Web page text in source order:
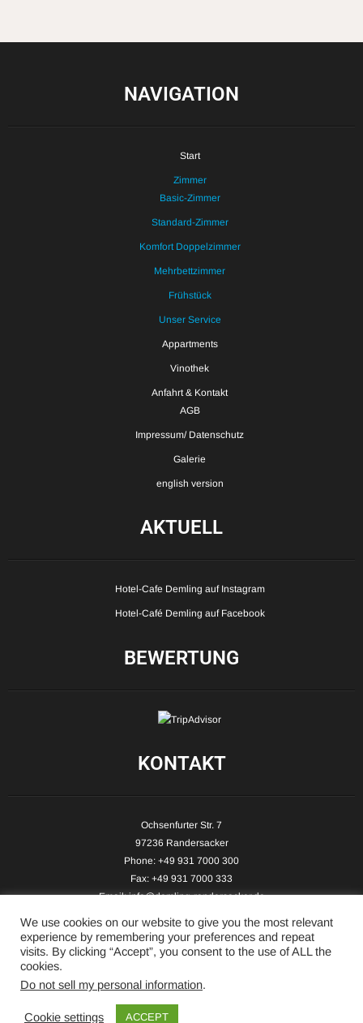
NAVIGATION
Start
Zimmer
Basic-Zimmer
Standard-Zimmer
Komfort Doppelzimmer
Mehrbettzimmer
Frühstück
Unser Service
Appartments
Vinothek
Anfahrt & Kontakt
AGB
Impressum/ Datenschutz
Galerie
english version
AKTUELL
Hotel-Cafe Demling auf Instagram
Hotel-Café Demling auf Facebook
BEWERTUNG
KONTAKT
Ochsenfurter Str. 7
97236 Randersacker
Phone: +49 931 7000 300
Fax: +49 931 7000 333
Email:info@demling-randersacker.de
Copyright © 2026 Hotel-Café Demling - All Rights Reserved.
We use cookies on our website to give you the most relevant
experience by remembering your preferences and repeat
visits. By clicking “Accept”, you consent to the use of ALL the
cookies.
Do not sell my personal information.
Cookie settings ACCEPT